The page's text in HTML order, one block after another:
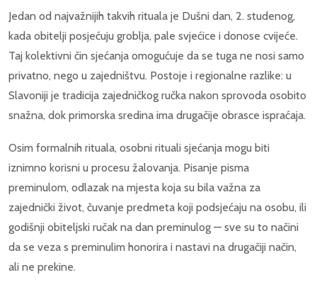
Jedan od najvažnijih takvih rituala je Dušni dan, 2. studenog,
kada obitelji posjećuju groblja, pale svjećice i donose cvijeće.
Taj kolektivni čin sjećanja omogućuje da se tuga ne nosi samo
privatno, nego u zajedništvu. Postoje i regionalne razlike: u
Slavoniji je tradicija zajedničkog ručka nakon sprovoda osobito
snažna, dok primorska sredina ima drugačije obrasce ispraćaja.
Osim formalnih rituala, osobni rituali sjećanja mogu biti
iznimno korisni u procesu žalovanja. Pisanje pisma
preminulom, odlazak na mjesta koja su bila važna za
zajednički život, čuvanje predmeta koji podsjećaju na osobu, ili
godišnji obiteljski ručak na dan preminulog — sve su to načini
da se veza s preminulim honorira i nastavi na drugačiji način,
ali ne prekine.